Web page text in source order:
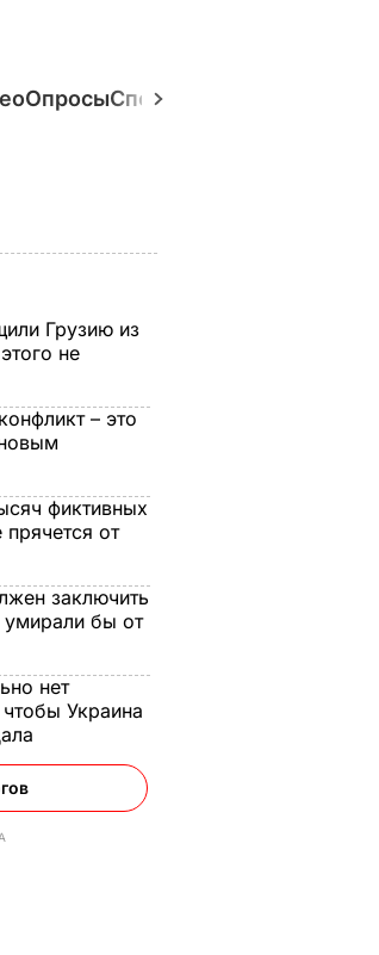
ОпросыСпецпроекты
Грузию из
не
– это
фиктивных
от
заключить
бы от
нет
Украина